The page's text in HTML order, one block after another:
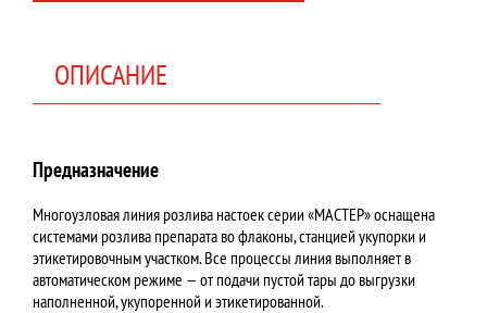
ОПИСАНИЕ
Предназначение
Многоузловая линия розлива настоек серии «МАСТЕР» оснащена
системами розлива препарата во флаконы, станцией укупорки и
этикетировочным участком. Все процессы линия выполняет в
автоматическом режиме — от подачи пустой тары до выгрузки
наполненной, укупоренной и этикетированной.